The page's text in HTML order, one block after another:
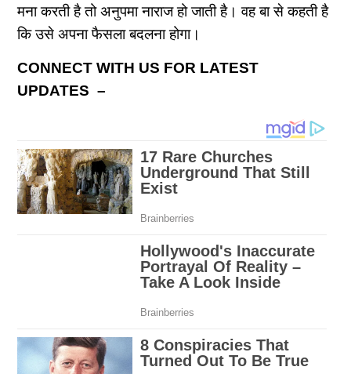
मना करती है तो अनुपमा नाराज हो जाती है। वह बा से कहती है
कि उसे अपना फैसला बदलना होगा।
CONNECT WITH US FOR LATEST
UPDATES –